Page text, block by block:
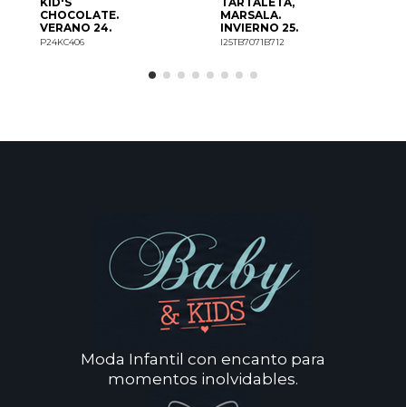
CHOCOLATE.
VERANO 24.
P24KC406
MARSALA.
INVIERNO 25.
I25TB7071B712
Moda Infantil con encanto para
momentos inolvidables.